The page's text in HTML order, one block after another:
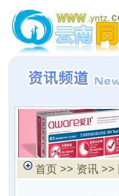
首页 >> 资讯 >>